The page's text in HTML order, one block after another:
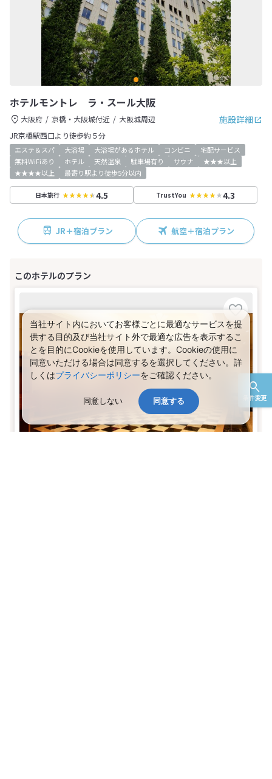
条件変更
ホテルモントレ ラ・スール大阪
施設詳細
大阪府 京橋・大阪城付近
大阪城周辺
JR京橋駅西口より徒歩約５分
エステ＆スパ 大浴場 大浴場があるホテル コンビニ
宅配サービス
無料WiFiあり
ホテル 天然温泉 駐車場有り サウナ
★★★以上
★★★★以上
最寄り駅より徒歩5分以内
日本旅行 4.5 TrustYou 4.3
JR＋宿泊プラン 航空＋宿泊プラン
当社サイト内においてお客様ごとに最適なサービスを提
供する目的及び当社サイト外で最適な広告を表示するこ
とを目的にCookieを使用しています。Cookieの使用に
同意いただける場合は同意するを選択してください。詳
しくはプライバシーポリシーをご確認ください。
同意しない 同意する